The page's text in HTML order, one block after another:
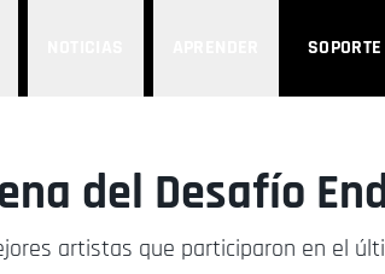
SOPORTE
del Desafío
artistas que participaron en el